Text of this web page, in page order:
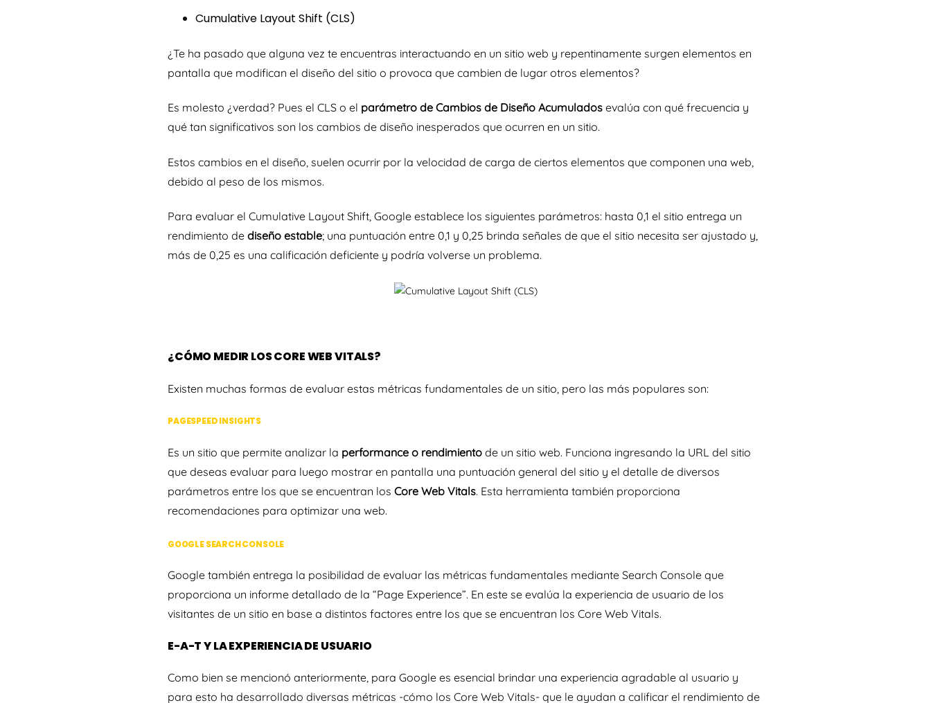
Cumulative Layout Shift (CLS)
¿Te ha pasado que alguna vez te encuentras interactuando en un sitio web y repentinamente surgen elementos en
pantalla que modifican el diseño del sitio o provoca que cambien de lugar otros elementos?
Es molesto ¿verdad? Pues el CLS o el parámetro de Cambios de Diseño Acumulados evalúa con qué frecuencia y
qué tan significativos son los cambios de diseño inesperados que ocurren en un sitio.
Estos cambios en el diseño, suelen ocurrir por la velocidad de carga de ciertos elementos que componen una web,
debido al peso de los mismos.
Para evaluar el Cumulative Layout Shift, Google establece los siguientes parámetros: hasta 0,1 el sitio entrega un
rendimiento de diseño estable; una puntuación entre 0,1 y 0,25 brinda señales de que el sitio necesita ser ajustado y,
más de 0,25 es una calificación deficiente y podría volverse un problema.
¿CÓMO MEDIR LOS CORE WEB VITALS?
Existen muchas formas de evaluar estas métricas fundamentales de un sitio, pero las más populares son:
PAGESPEED INSIGHTS
Es un sitio que permite analizar la performance o rendimiento de un sitio web. Funciona ingresando la URL del sitio
que deseas evaluar para luego mostrar en pantalla una puntuación general del sitio y el detalle de diversos
parámetros entre los que se encuentran los Core Web Vitals. Esta herramienta también proporciona
recomendaciones para optimizar una web.
GOOGLE SEARCH CONSOLE
Google también entrega la posibilidad de evaluar las métricas fundamentales mediante Search Console que
proporciona un informe detallado de la “Page Experience”. En este se evalúa la experiencia de usuario de los
visitantes de un sitio en base a distintos factores entre los que se encuentran los Core Web Vitals.
E-A-T Y LA EXPERIENCIA DE USUARIO
Como bien se mencionó anteriormente, para Google es esencial brindar una experiencia agradable al usuario y
para esto ha desarrollado diversas métricas -cómo los Core Web Vitals- que le ayudan a calificar el rendimiento de